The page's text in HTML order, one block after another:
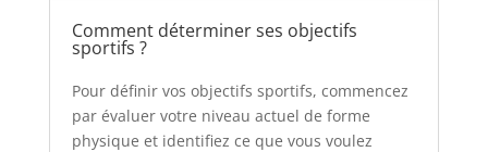
Comment déterminer ses objectifs
sportifs ?
Pour définir vos objectifs sportifs, commencez
par évaluer votre niveau actuel de forme
physique et identifiez ce que vous voulez